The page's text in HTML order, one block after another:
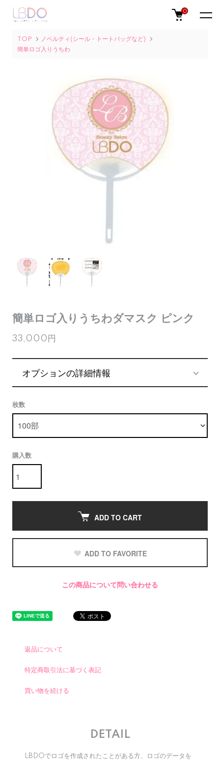
0
TOP
ノベルティ(シール・トートバッグなど)
簡単ロゴ入りうちわ
簡単ロゴ入りうちわダマスク ピンク
33,000円
オプションの詳細情報
枚数
購入数
ADD TO CART
ADD TO FAVORITE
この商品について問い合わせる
返品について
特定商取引法に基づく表記
買い物を続ける
DETAIL
LBDOでロゴを作成されたことがある方、ロゴのデータを